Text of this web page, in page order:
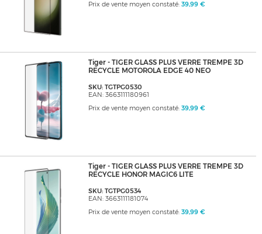
Prix de vente moyen constaté: 39,99 €
Tiger - TIGER GLASS PLUS VERRE TREMPE 3D
RECYCLE MOTOROLA EDGE 40 NEO
SKU: TGTPG0530
EAN: 3663111180961
Prix de vente moyen constaté: 39,99 €
Tiger - TIGER GLASS PLUS VERRE TREMPE 3D
RECYCLE HONOR MAGIC6 LITE
SKU: TGTPG0534
EAN: 3663111181074
Prix de vente moyen constaté: 39,99 €